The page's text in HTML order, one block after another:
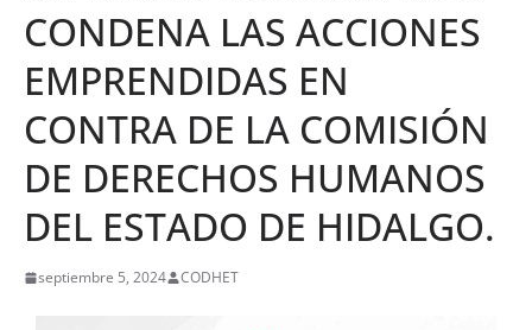
CONDENA LAS ACCIONES
EMPRENDIDAS EN
CONTRA DE LA COMISIÓN
DE DERECHOS HUMANOS
DEL ESTADO DE HIDALGO.
septiembre 5, 2024 CODHET